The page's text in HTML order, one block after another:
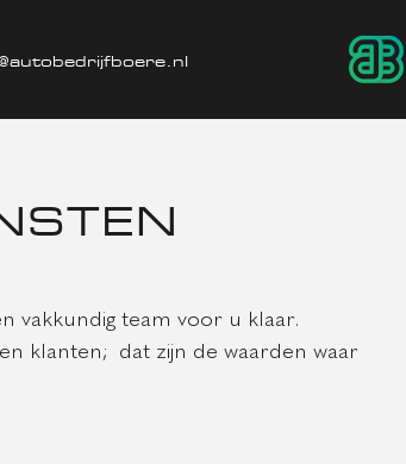
vakkundig team voor u klaar.
klanten; dat zijn de waarden waar